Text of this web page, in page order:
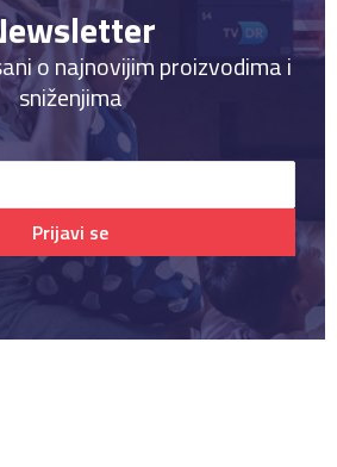
o najnovijim proizvodima i
sniženjima
Prijavi se